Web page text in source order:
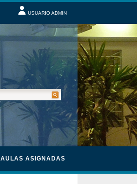
USUARIO ADMIN
AULAS ASIGNADAS